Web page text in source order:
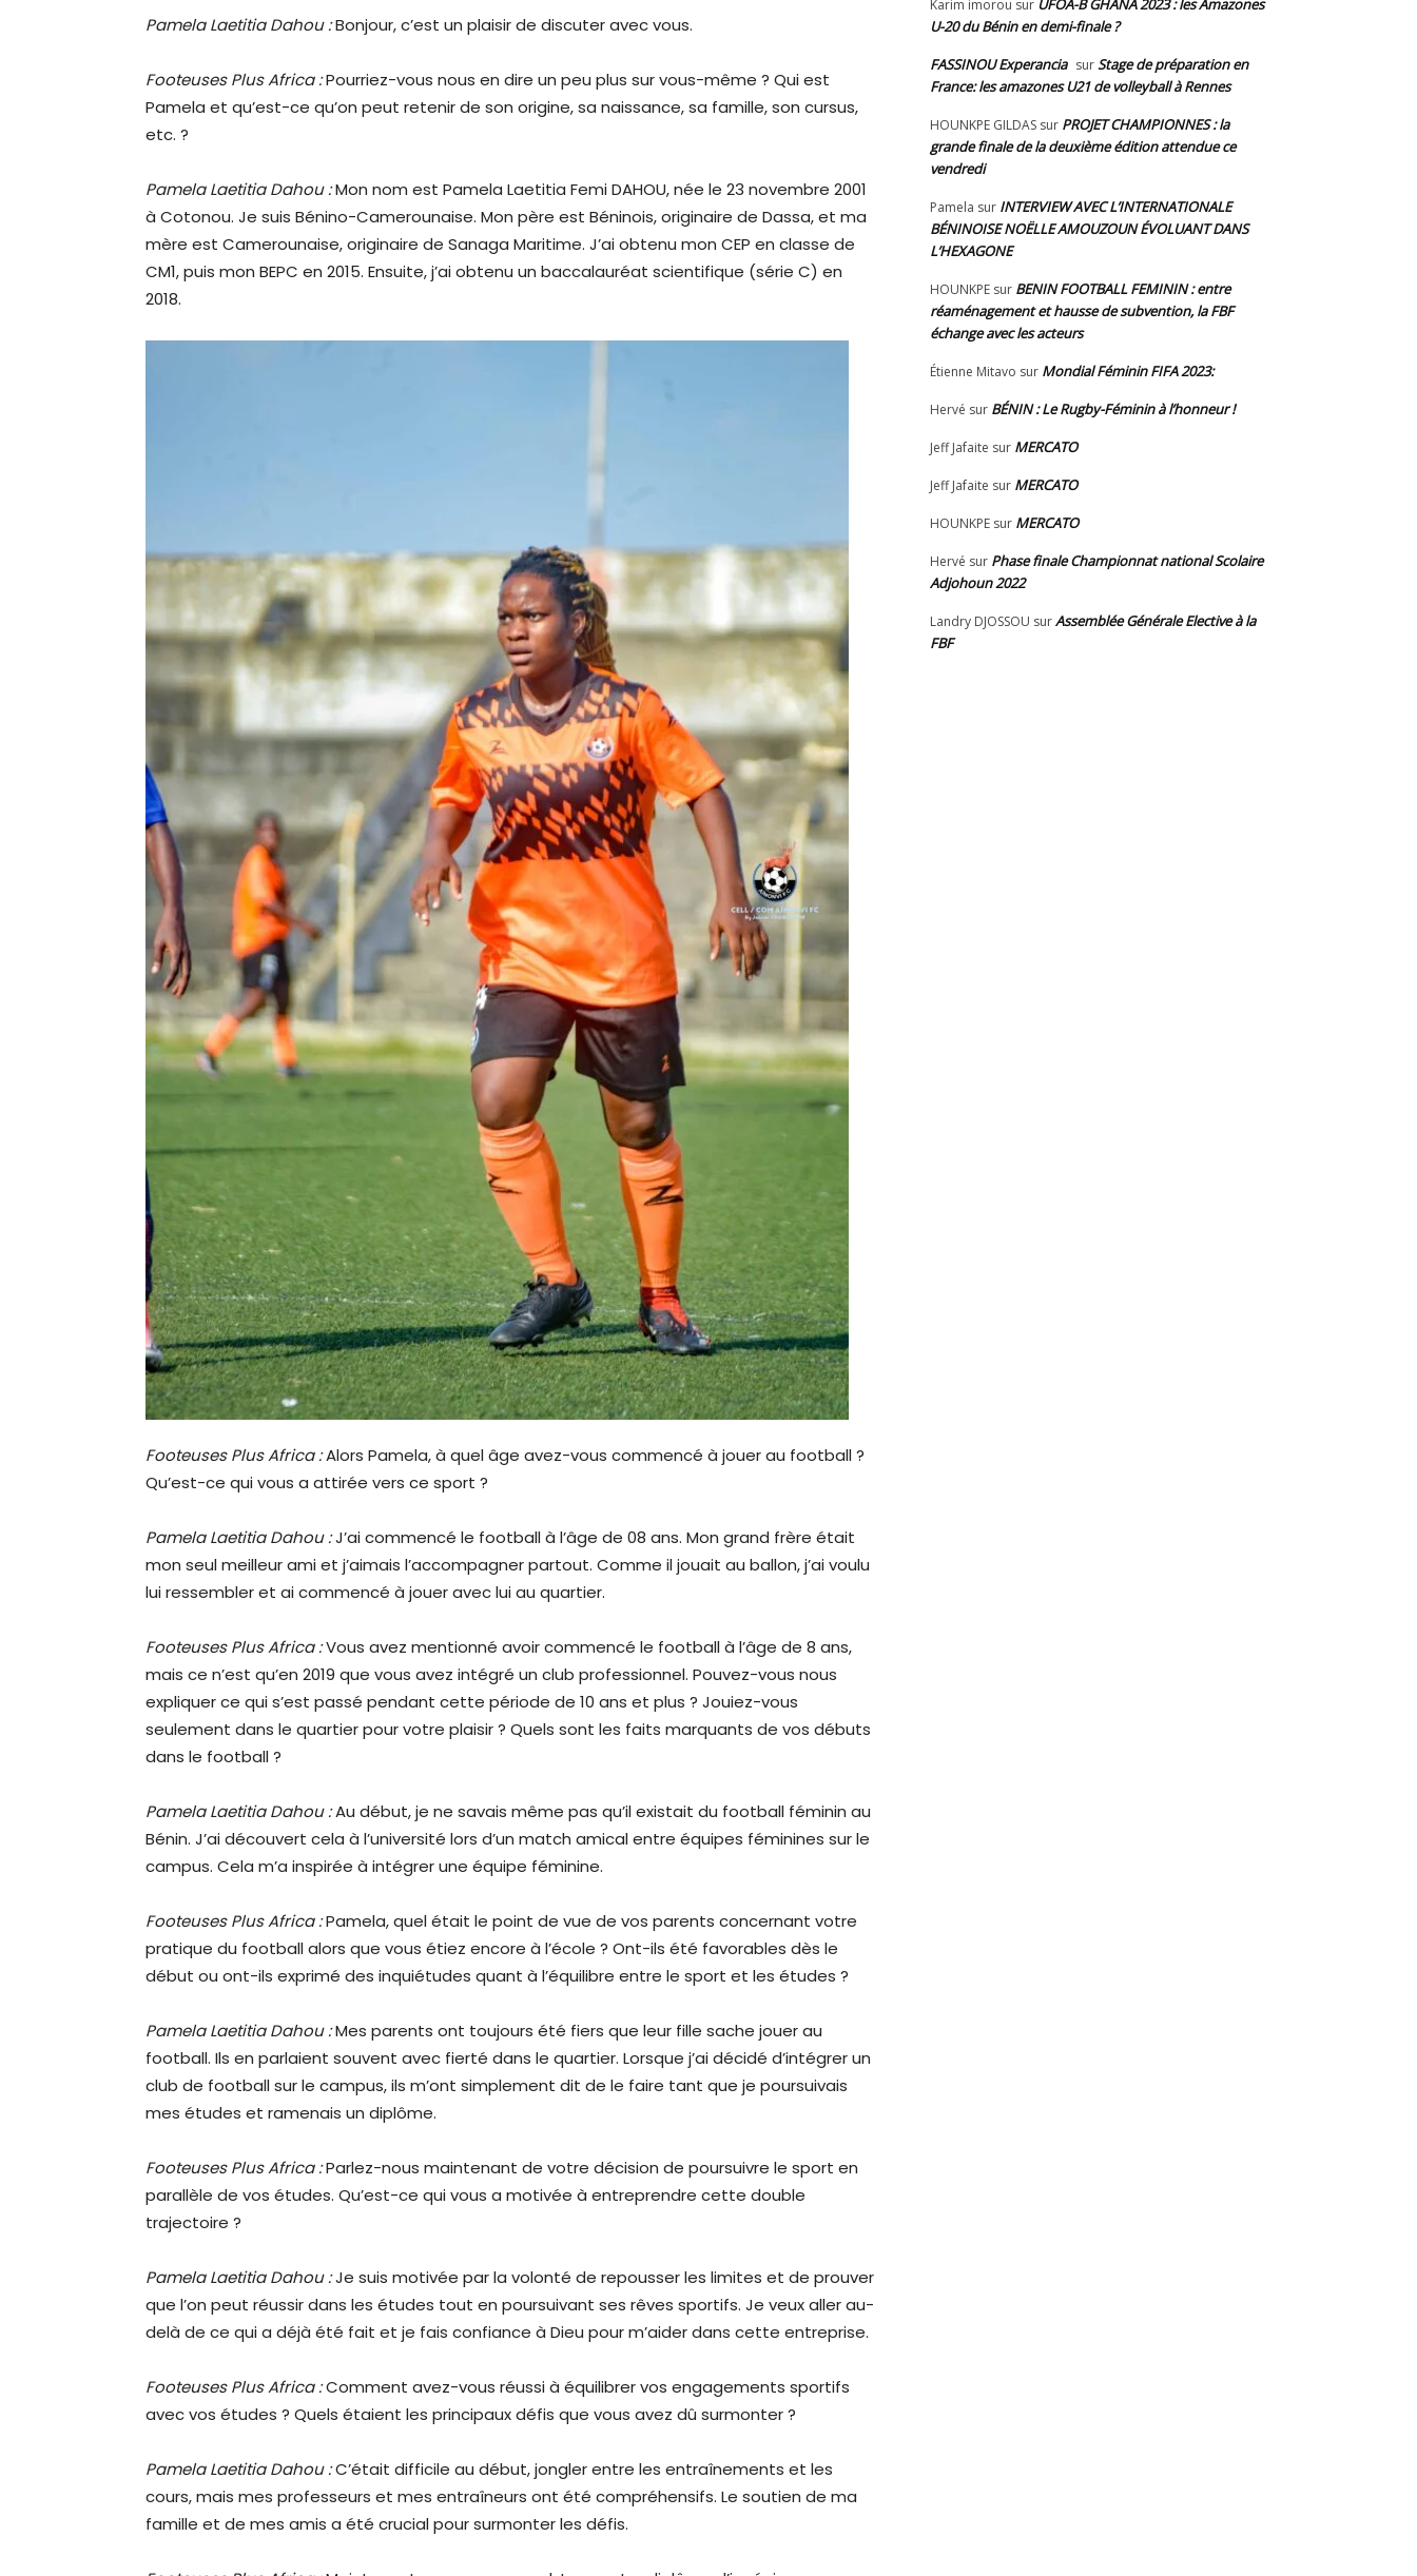
Pamela Laetitia Dahou :Bonjour, c’est un plaisir de discuter avec vous.
Footeuses Plus Africa :Pourriez-vous nous en dire un peu plus sur vous-même ? Qui est
Pamela et qu’est-ce qu’on peut retenir de son origine, sa naissance, sa famille, son cursus,
etc. ?
Pamela Laetitia Dahou :Mon nom est Pamela Laetitia Femi DAHOU, née le 23 novembre 2001
à Cotonou. Je suis Bénino-Camerounaise. Mon père est Béninois, originaire de Dassa, et ma
mère est Camerounaise, originaire de Sanaga Maritime. J’ai obtenu mon CEP en classe de
CM1, puis mon BEPC en 2015. Ensuite, j’ai obtenu un baccalauréat scientifique (série C) en
2018.
Footeuses Plus Africa :Alors Pamela, à quel âge avez-vous commencé à jouer au football ?
Qu’est-ce qui vous a attirée vers ce sport ?
Pamela Laetitia Dahou :J’ai commencé le football à l’âge de 08 ans. Mon grand frère était
mon seul meilleur ami et j’aimais l’accompagner partout. Comme il jouait au ballon, j’ai voulu
lui ressembler et ai commencé à jouer avec lui au quartier.
Footeuses Plus Africa :Vous avez mentionné avoir commencé le football à l’âge de 8 ans,
mais ce n’est qu’en 2019 que vous avez intégré un club professionnel. Pouvez-vous nous
expliquer ce qui s’est passé pendant cette période de 10 ans et plus ? Jouiez-vous
seulement dans le quartier pour votre plaisir ? Quels sont les faits marquants de vos débuts
dans le football ?
Pamela Laetitia Dahou :Au début, je ne savais même pas qu’il existait du football féminin au
Bénin. J’ai découvert cela à l’université lors d’un match amical entre équipes féminines sur le
campus. Cela m’a inspirée à intégrer une équipe féminine.
Footeuses Plus Africa :Pamela, quel était le point de vue de vos parents concernant votre
pratique du football alors que vous étiez encore à l’école ? Ont-ils été favorables dès le
début ou ont-ils exprimé des inquiétudes quant à l’équilibre entre le sport et les études ?
Pamela Laetitia Dahou :Mes parents ont toujours été fiers que leur fille sache jouer au
football. Ils en parlaient souvent avec fierté dans le quartier. Lorsque j’ai décidé d’intégrer un
club de football sur le campus, ils m’ont simplement dit de le faire tant que je poursuivais
mes études et ramenais un diplôme.
Footeuses Plus Africa :Parlez-nous maintenant de votre décision de poursuivre le sport en
parallèle de vos études. Qu’est-ce qui vous a motivée à entreprendre cette double
trajectoire ?
Pamela Laetitia Dahou :Je suis motivée par la volonté de repousser les limites et de prouver
que l’on peut réussir dans les études tout en poursuivant ses rêves sportifs. Je veux aller au-
delà de ce qui a déjà été fait et je fais confiance à Dieu pour m’aider dans cette entreprise.
Footeuses Plus Africa :Comment avez-vous réussi à équilibrer vos engagements sportifs
avec vos études ? Quels étaient les principaux défis que vous avez dû surmonter ?
Pamela Laetitia Dahou :C’était difficile au début, jongler entre les entraînements et les
cours, mais mes professeurs et mes entraîneurs ont été compréhensifs. Le soutien de ma
famille et de mes amis a été crucial pour surmonter les défis.
Karim imorou sur UFOA-B GHANA 2023 : les Amazones
U-20 du Bénin en demi-finale ?
FASSINOU Experancia surStage de préparation en
France: les amazones U21 de volleyball à Rennes
HOUNKPE GILDAS sur PROJET CHAMPIONNES : la
grande finale de la deuxième édition attendue ce
vendredi
Pamela sur INTERVIEW AVEC L’INTERNATIONALE
BÉNINOISE NOËLLE AMOUZOUN ÉVOLUANT DANS
L’HEXAGONE
HOUNKPE sur BENIN FOOTBALL FEMININ : entre
réaménagement et hausse de subvention, la FBF
échange avec les acteurs
Étienne Mitavo sur Mondial Féminin FIFA 2023:
Hervé sur BÉNIN : Le Rugby-Féminin à l’honneur !
Jeff Jafaite sur MERCATO
Jeff Jafaite sur MERCATO
HOUNKPE sur MERCATO
Hervé sur Phase finale Championnat national Scolaire
Adjohoun 2022
Landry DJOSSOU surAssemblée Générale Elective à la
FBF